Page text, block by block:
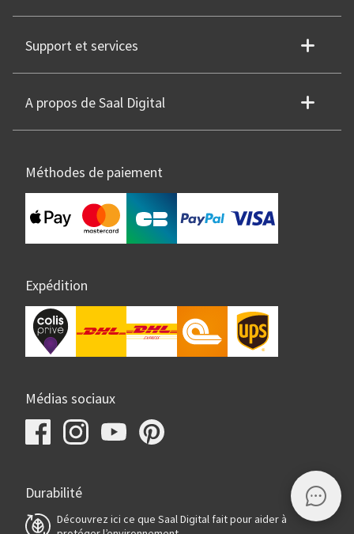
Support et services
A propos de Saal Digital
Méthodes de paiement
Expédition
Médias sociaux
Durabilité
Découvrez ici ce que Saal Digital fait pour aider à